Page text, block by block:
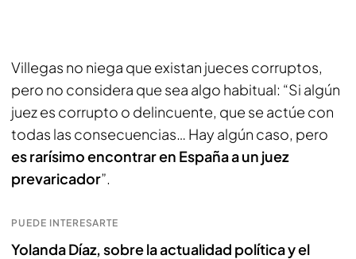
Villegas no niega que existan jueces corruptos,
pero no considera que sea algo habitual: “Si algún
juez es corrupto o delincuente, que se actúe con
todas las consecuencias… Hay algún caso, pero
es rarísimo encontrar en España a un juez
prevaricador”.
PUEDE INTERESARTE
Yolanda Díaz, sobre la actualidad política y el